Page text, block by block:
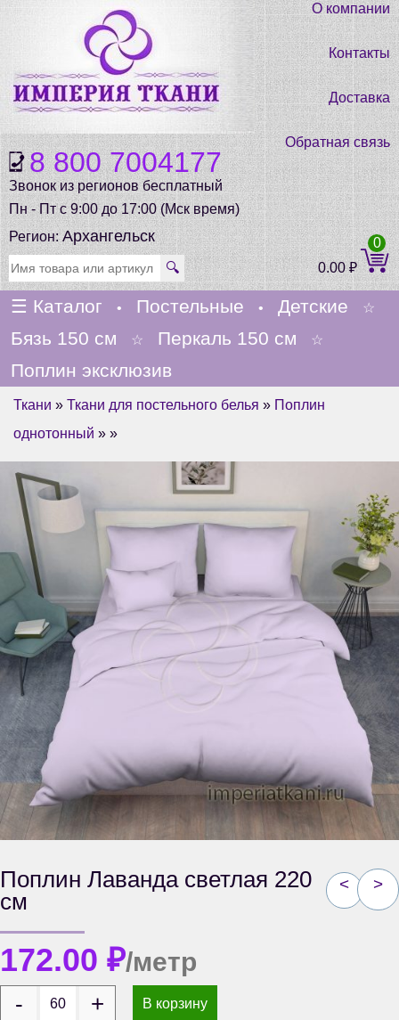
8 800 7004177
Звонок из регионов бесплатный
Пн - Пт с 9:00 до 17:00 (Мск время)
О компании
Контакты
Доставка
Обратная связь
Регион:Архангельск
🔍 0.00₽
0
☰ Каталог • Постельные • Детские ☆
Бязь 150 см ☆ Перкаль 150 см ☆
Поплин эксклюзив
Ткани » Ткани для постельного белья » Поплин
однотонный » »
< >
Поплин Лаванда светлая 220
см
172.00 ₽/метр
В корзину